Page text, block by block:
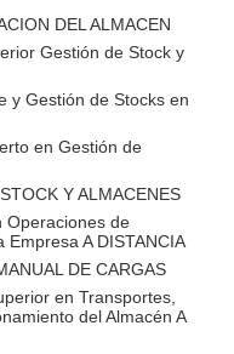
DEL ALMACEN
Gestión de Stock y
y Gestión de Stocks en
en Gestión de
Y ALMACENES
Operaciones de
A DISTANCIA
DE CARGAS
en Transportes,
del Almacén A